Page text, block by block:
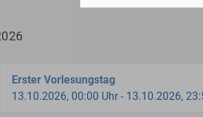
Erster Vorlesungstag
13.10.2026, 00:00 Uhr - 13.10.2026,